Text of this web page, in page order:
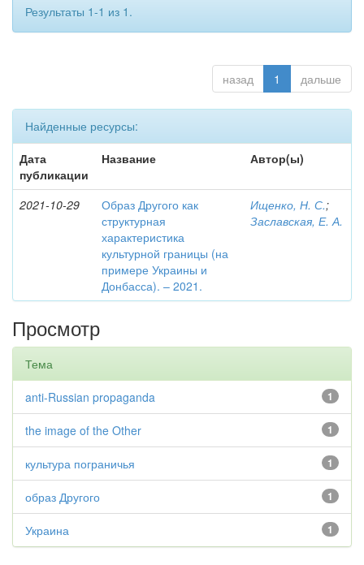
Результаты 1-1 из 1.
назад 1 дальше
Найденные ресурсы:
Дата
публикации
Название Автор(ы)
2021-10-29
Образ Другого как
структурная
характеристика
культурной границы (на
примере Украины и
Донбасса). – 2021.
Ищенко, Н. С.;
Заславская, Е. А.
Просмотр
Тема
1
anti-Russian propaganda
1
the image of the Other
1
культура пограничья
1
образ Другого
1
Украина